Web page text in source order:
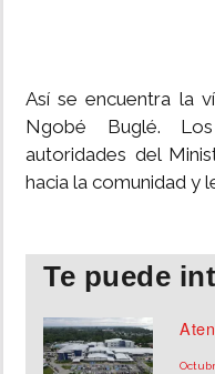
Así se encuentra la
Ngobé Buglé.
autoridades del
hacia la comunidad y
Te puede